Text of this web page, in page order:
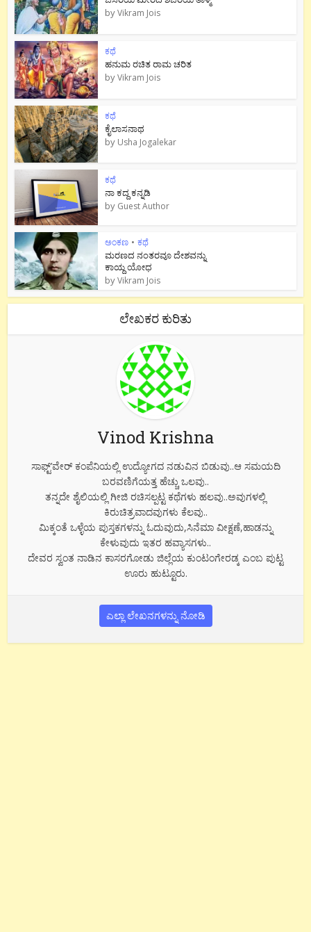
byVikram Jois
ಕಥೆ
ಹನುಮ ರಚಿತ ರಾಮ‌ ಚರಿತ
byVikram Jois
ಕಥೆ
ಕೈಲಾಸನಾಥ
by Usha Jogalekar
ಕಥೆ
ನಾ ಕದ್ದ ಕನ್ನಡಿ
by Guest Author
ಅಂಕಣ • ಕಥೆ
ಮರಣದ ನಂತರವೂ ದೇಶವನ್ನು
ಕಾಯ್ದ ಯೋಧ
byVikram Jois
ಲೇಖಕರ ಕುರಿತು
Vinod Krishna
ಸಾಫ್ಟ್’ವೇರ್ ಕಂಪೆನಿಯಲ್ಲಿ ಉದ್ಯೋಗದ ನಡುವಿನ ಬಿಡುವು..ಆ ಸಮಯದಿ
ಬರವಣಿಗೆಯತ್ತ ಹೆಚ್ಚು ಒಲವು..
ತನ್ನದೇ ಶೈಲಿಯಲ್ಲಿ ಗೀಜಿ ರಚಿಸಲ್ಪಟ್ಟ ಕಥೆಗಳು ಹಲವು..ಅವುಗಳಲ್ಲಿ
ಕಿರುಚಿತ್ರವಾದವುಗಳು ಕೆಲವು..
ಮಿಕ್ಕಂತೆ ಒಳ್ಳೆಯ ಪುಸ್ತಕಗಳನ್ನು ಓದುವುದು,ಸಿನೆಮಾ ವೀಕ್ಷಣೆ,ಹಾಡನ್ನು
ಕೇಳುವುದು ಇತರ ಹವ್ಯಾಸಗಳು..
ದೇವರ ಸ್ವಂತ ನಾಡಿನ ಕಾಸರಗೋಡು ಜಿಲ್ಲೆಯ ಕುಂಟಂಗೇರಡ್ಕ ಎಂಬ ಪುಟ್ಟ
ಊರು ಹುಟ್ಟೂರು.
ಎಲ್ಲಾ ಲೇಖನಗಳನ್ನು ನೋಡಿ